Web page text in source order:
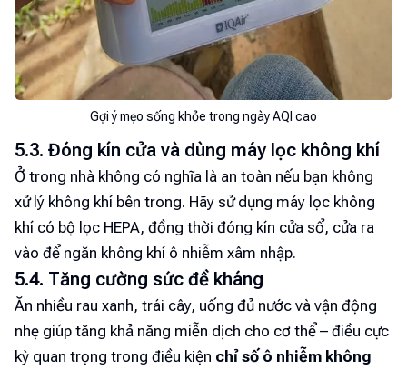
Gợi ý mẹo sống khỏe trong ngày AQI cao
5.3. Đóng kín cửa và dùng máy lọc không khí
Ở trong nhà không có nghĩa là an toàn nếu bạn không
xử lý không khí bên trong. Hãy sử dụng máy lọc không
khí có bộ lọc HEPA, đồng thời đóng kín cửa sổ, cửa ra
vào để ngăn không khí ô nhiễm xâm nhập.
5.4. Tăng cường sức đề kháng
Ăn nhiều rau xanh, trái cây, uống đủ nước và vận động
nhẹ giúp tăng khả năng miễn dịch cho cơ thể – điều cực
kỳ quan trọng trong điều kiện chỉ số ô nhiễm không